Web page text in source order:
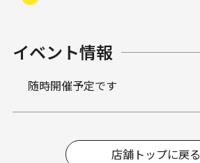
イベント情報
随時開催予定です
店舗トップに戻る